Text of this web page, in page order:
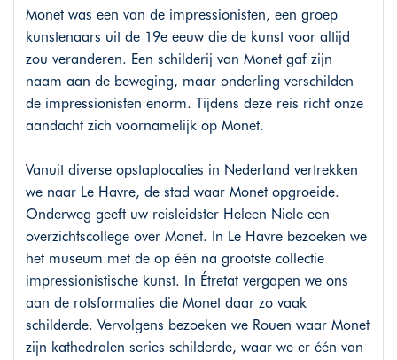
Monet was een van de impressionisten, een groep
kunstenaars uit de 19e eeuw die de kunst voor altijd
zou veranderen. Een schilderij van Monet gaf zijn
naam aan de beweging, maar onderling verschilden
de impressionisten enorm. Tijdens deze reis richt onze
aandacht zich voornamelijk op Monet.
Vanuit diverse opstaplocaties in Nederland vertrekken
we naar Le Havre, de stad waar Monet opgroeide.
Onderweg geeft uw reisleidster Heleen Niele een
overzichtscollege over Monet. In Le Havre bezoeken we
het museum met de op één na grootste collectie
impressionistische kunst. In Étretat vergapen we ons
aan de rotsformaties die Monet daar zo vaak
schilderde. Vervolgens bezoeken we Rouen waar Monet
zijn kathedralen series schilderde, waar we er één van